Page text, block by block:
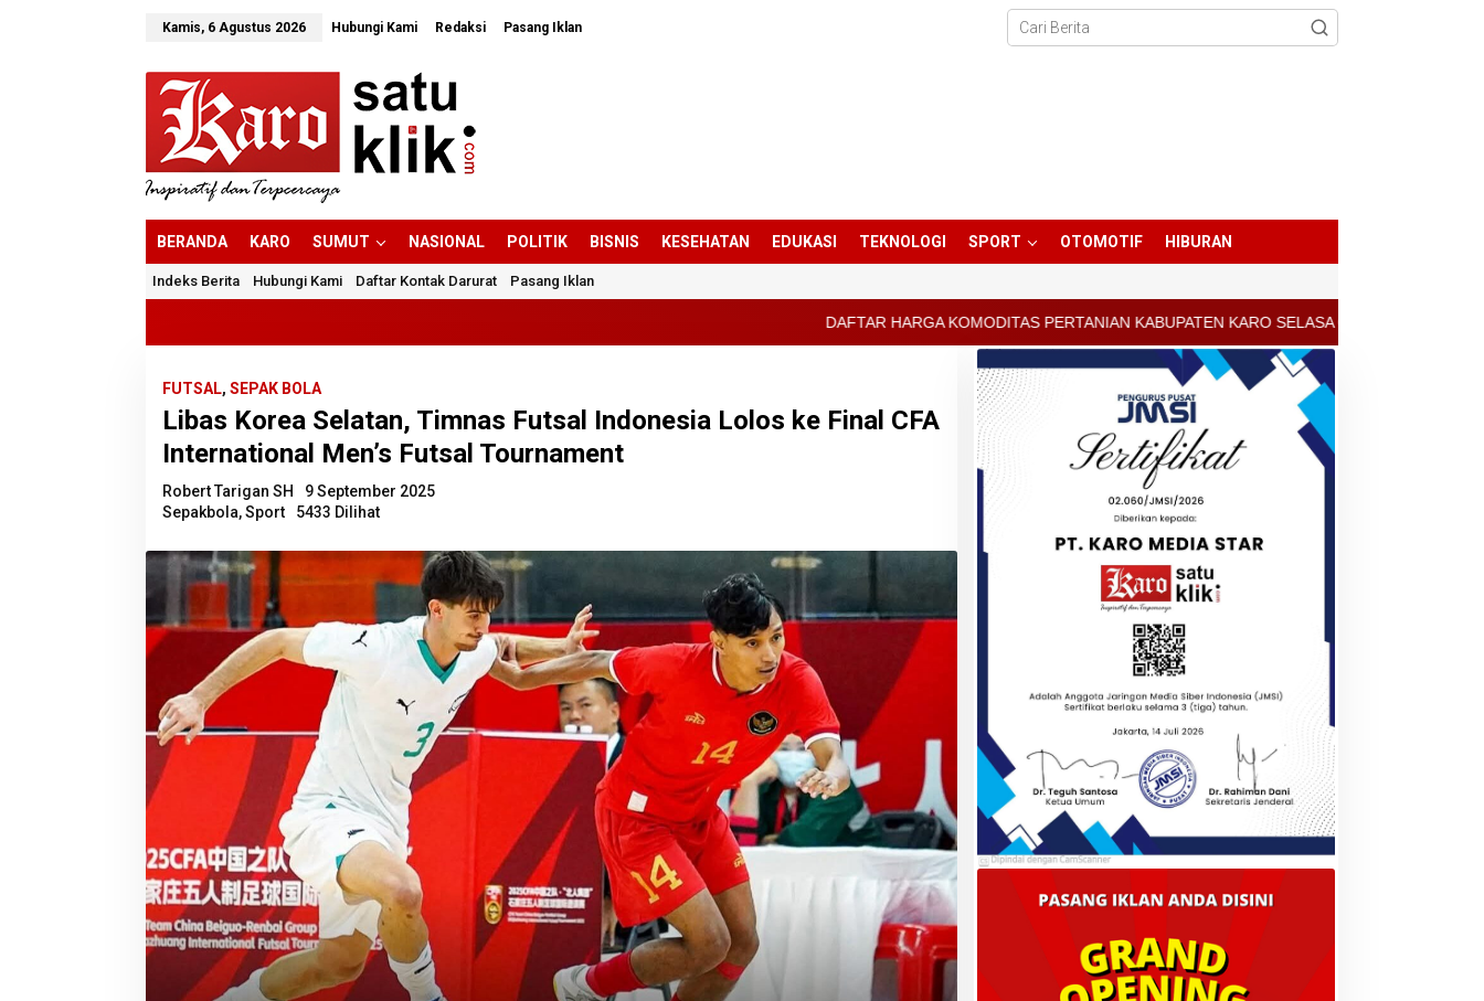
Kamis, 6 Agustus 2026 Hubungi Kami Redaksi Pasang Iklan
BERANDA KARO SUMUT NASIONAL POLITIK BISNIS KESEHATAN EDUKASI TEKNOLOGI SPORT OTOMOTIF HIBURAN
Indeks Berita Hubungi Kami Daftar Kontak Darurat Pasang Iklan
DAFTAR HARGA KOMODITAS PERTANIAN KABUPATEN KARO SELASA 04 AGUSTUS 2026 - ARCIS
FUTSAL, SEPAK BOLA
Libas Korea Selatan, Timnas Futsal Indonesia Lolos ke Final CFA
International Men’s Futsal Tournament
Robert Tarigan SH
9 September 2025
Sepakbola,Sport 5433 Dilihat